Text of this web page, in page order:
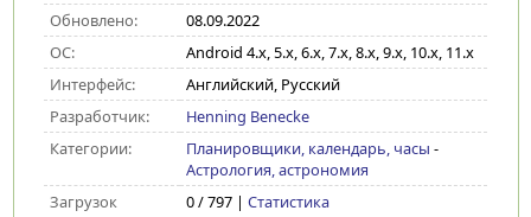
Обновлено:
08.09.2022
ОС:
Android 4.x, 5.x, 6.x, 7.x, 8.x, 9.x, 10.x, 11.x
Интерфейс:
Английский, Русский
Разработчик:
Henning Benecke
Категории:
Планировщики, календарь, часы -
Астрология, астрономия
Загрузок
0 / 797 | Статистика